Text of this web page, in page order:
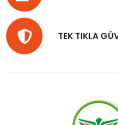
TEK TIKLA